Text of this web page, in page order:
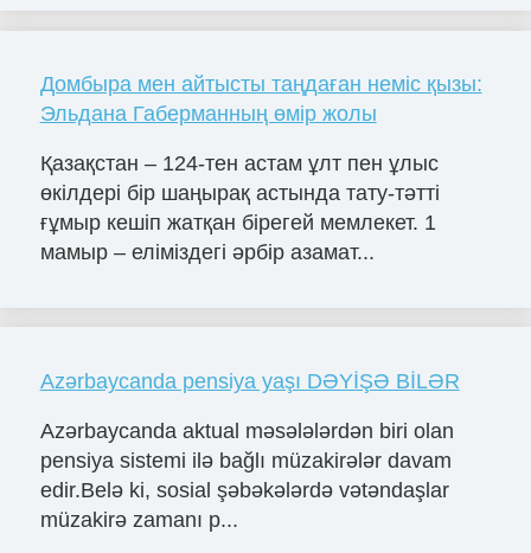
Домбыра мен айтысты таңдаған неміс қызы:
Эльдана Габерманның өмір жолы
Қазақстан – 124-тен астам ұлт пен ұлыс
өкілдері бір шаңырақ астында тату-тәтті
ғұмыр кешіп жатқан бірегей мемлекет. 1
мамыр – еліміздегі әрбір азамат...
Azərbaycanda pensiya yaşı DƏYİŞƏ BİLƏR
Azərbaycanda aktual məsələlərdən biri olan
pensiya sistemi ilə bağlı müzakirələr davam
edir.Belə ki, sosial şəbəkələrdə vətəndaşlar
müzakirə zamanı p...